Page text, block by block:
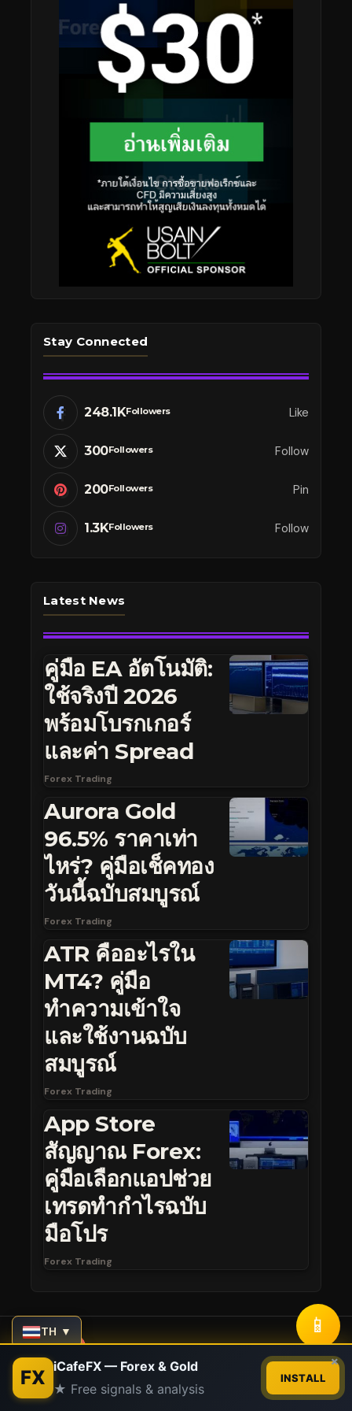
Stay Connected
248.1KFollowers Like
300Followers Follow
200Followers Pin
1.3KFollowers Follow
Latest News
คู่มือ EA อัตโนมัติ:
ใช้จริงปี 2026
พร้อมโบรกเกอร์
และค่า Spread
Forex Trading
Aurora Gold
96.5% ราคาเท่า
ไหร่? คู่มือเช็คทอง
วันนี้ฉบับสมบูรณ์
Forex Trading
ATR คืออะไรใน
MT4? คู่มือ
ทำความเข้าใจ
และใช้งานฉบับ
สมบูรณ์
Forex Trading
App Store
สัญญาณ Forex:
คู่มือเลือกแอปช่วย
เทรดทำกำไรฉบับ
มือโปร
Forex Trading
You Might also Like
เวลาเปิดปิดตลาด
TH ▼ 📱
FX iCafeFX — Forex & Gold
★ Free signals & analysis
INSTALL
×
Contact us
Open